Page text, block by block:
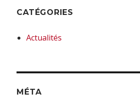
CATÉGORIES
Actualités
MÉTA